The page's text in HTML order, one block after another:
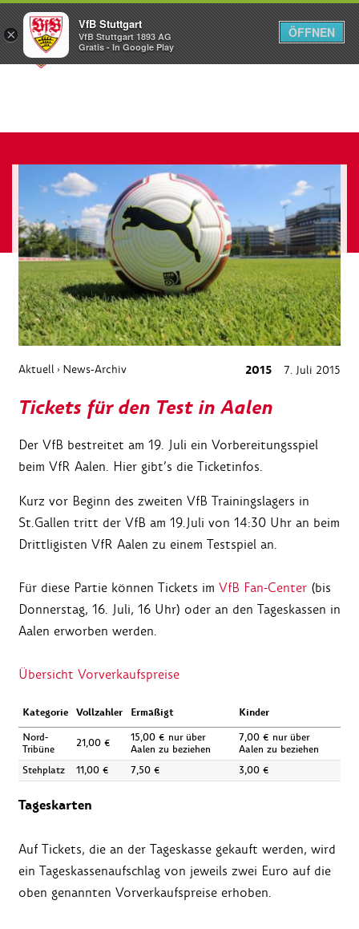
Menü
Aktuell › News-Archiv 2015 7. Juli 2015
Tickets für den Test in Aalen
Der VfB bestreitet am 19. Juli ein Vorbereitungsspiel
beim VfR Aalen. Hier gibt’s die Ticketinfos.
Kurz vor Beginn des zweiten VfB Trainingslagers in
St.Gallen tritt der VfB am 19.Juli von 14:30 Uhr an beim
Drittligisten VfR Aalen zu einem Testspiel an.
Für diese Partie können Tickets im VfB Fan-Center (bis
Donnerstag, 16. Juli, 16 Uhr) oder an den Tageskassen in
Aalen erworben werden.
Übersicht Vorverkaufspreise
Kategorie Vollzahler Ermäßigt Kinder
Nord-
Tribüne
21,00 €
15,00 € nur über
Aalen zu beziehen
7,00 € nur über
Aalen zu beziehen
Stehplatz
11,00 € 7,50 € 3,00 €
Tageskarten
Auf Tickets, die an der Tageskasse gekauft werden, wird
ein Tageskassenaufschlag von jeweils zwei Euro auf die
oben genannten Vorverkaufspreise erhoben.
×
VfB Stuttgart
VfB Stuttgart 1893 AG
Gratis - In Google Play
ÖFFNEN